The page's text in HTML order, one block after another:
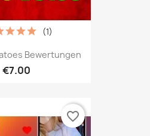
Bewertungen
€7.00
(1)
favorite_border